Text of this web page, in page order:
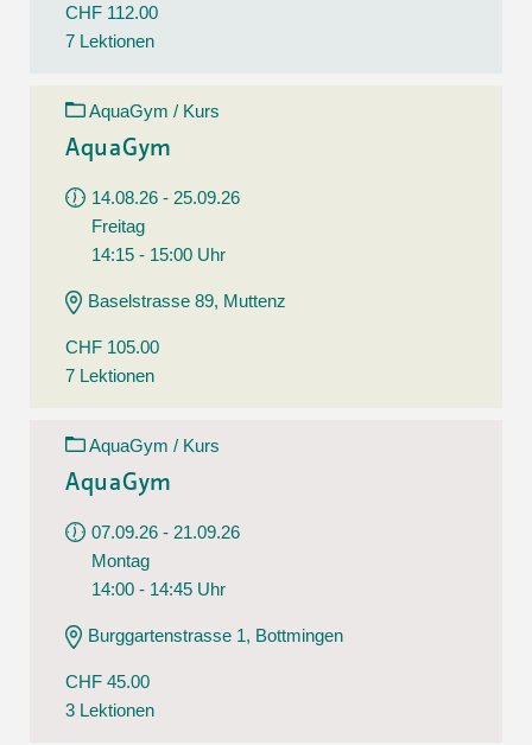
CHF 112.00
7 Lektionen
AquaGym / Kurs
AquaGym
14.08.26 - 25.09.26
Freitag
14:15 - 15:00 Uhr
Baselstrasse 89, Muttenz
CHF 105.00
7 Lektionen
AquaGym / Kurs
AquaGym
07.09.26 - 21.09.26
Montag
14:00 - 14:45 Uhr
Burggartenstrasse 1, Bottmingen
CHF 45.00
3 Lektionen